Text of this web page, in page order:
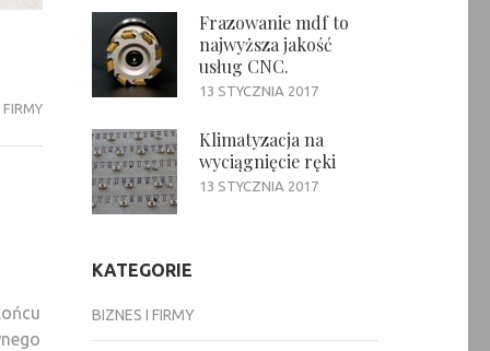
Frazowanie mdf to
najwyższa jakość
usług CNC.
13 STYCZNIA 2017
Klimatyzacja na
wyciągnięcie ręki
13 STYCZNIA 2017
KATEGORIE
BIZNES I FIRMY